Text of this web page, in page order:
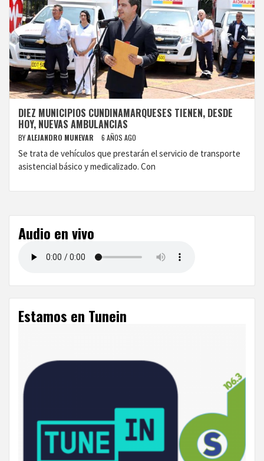
DIEZ MUNICIPIOS CUNDINAMARQUESES TIENEN, DESDE
HOY, NUEVAS AMBULANCIAS
BYALEJANDRO MUNEVAR 6 AÑOS AGO
Se trata de vehículos que prestarán el servicio de transporte
asistencial básico y medicalizado. Con
Audio en vivo
Estamos en Tunein